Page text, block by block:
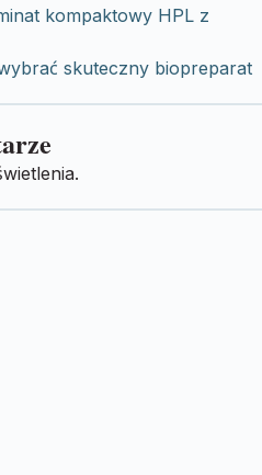
kompaktowy HPL z
skuteczny biopreparat